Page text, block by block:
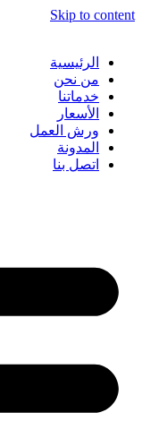
Skip to content
الرئيسية
من نحن
خدماتنا
الأسعار
ورش العمل
المدونة
اتصل بنا